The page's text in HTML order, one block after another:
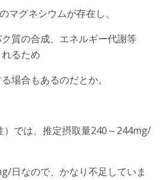
マグネシウムが存在し、
質の合成、エネルギー代謝等
るため
場合もあるのだとか。
）では、推定摂取量240～244mg/
日なので、かなり不足していま